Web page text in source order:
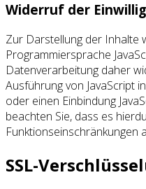
Widerruf der
Zur Darstellung der Inhalte
Programmiersprache
Datenverarbeitung daher
Ausführung von JavaScript
oder einen Einbindung
beachten Sie, dass es
Funktionseinschränkungen
SSL-